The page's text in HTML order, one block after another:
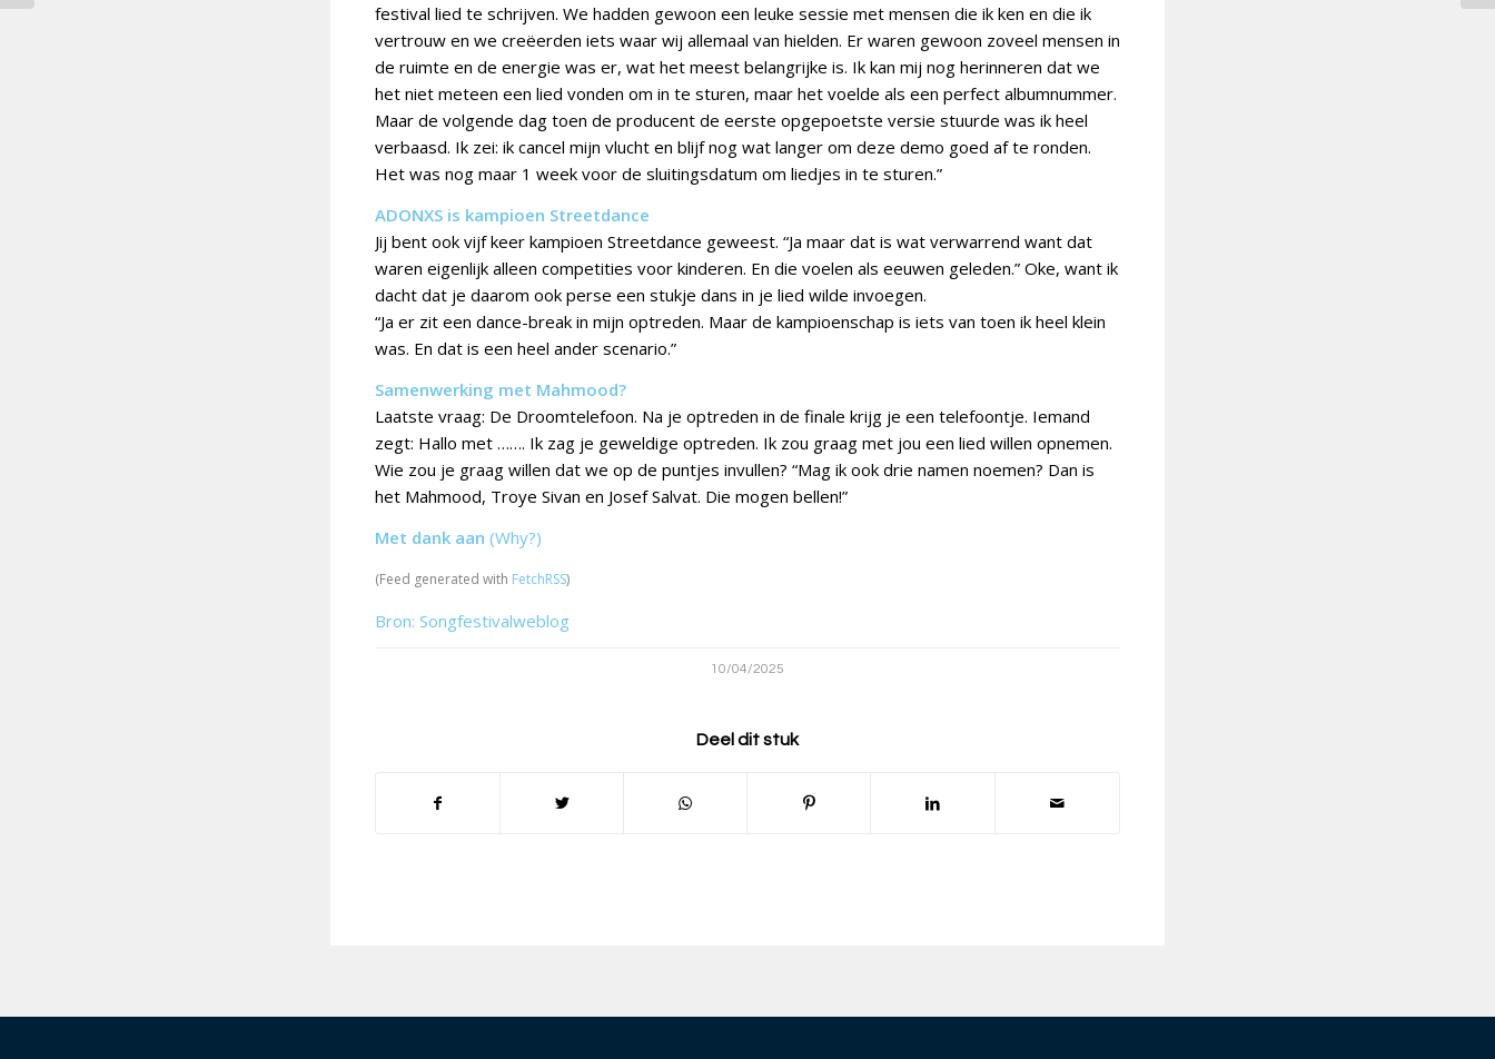
festival lied te schrijven. We hadden gewoon een leuke sessie met mensen die ik ken en die ik
vertrouw en we creëerden iets waar wij allemaal van hielden. Er waren gewoon zoveel mensen in
de ruimte en de energie was er, wat het meest belangrijke is. Ik kan mij nog herinneren dat we
het niet meteen een lied vonden om in te sturen, maar het voelde als een perfect albumnummer.
Maar de volgende dag toen de producent de eerste opgepoetste versie stuurde was ik heel
verbaasd. Ik zei: ik cancel mijn vlucht en blijf nog wat langer om deze demo goed af te ronden.
Het was nog maar 1 week voor de sluitingsdatum om liedjes in te sturen.”
ADONXS is kampioen Streetdance
Jij bent ook vijf keer kampioen Streetdance geweest. “Ja maar dat is wat verwarrend want dat
waren eigenlijk alleen competities voor kinderen. En die voelen als eeuwen geleden.” Oke, want ik
dacht dat je daarom ook perse een stukje dans in je lied wilde invoegen.
“Ja er zit een dance-break in mijn optreden. Maar de kampioenschap is iets van toen ik heel klein
was. En dat is een heel ander scenario.”
Samenwerking met Mahmood?
Laatste vraag: De Droomtelefoon. Na je optreden in de finale krijg je een telefoontje. Iemand
zegt: Hallo met ……. Ik zag je geweldige optreden. Ik zou graag met jou een lied willen opnemen.
Wie zou je graag willen dat we op de puntjes invullen? “Mag ik ook drie namen noemen? Dan is
het Mahmood, Troye Sivan en Josef Salvat. Die mogen bellen!”
Met dank aan (Why?)
(Feed generated with FetchRSS)
Bron: Songfestivalweblog
10/04/2025
Deel dit stuk